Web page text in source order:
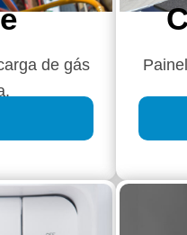
de gás